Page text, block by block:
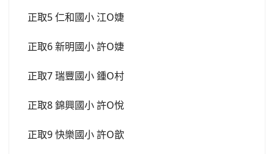
正取5 仁和國小 江O婕
正取6 新明國小 許O婕
正取7 瑞豐國小 鍾O村
正取8 錦興國小 許O悅
正取9 快樂國小 許O歆